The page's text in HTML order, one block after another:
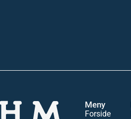
Meny
Forside